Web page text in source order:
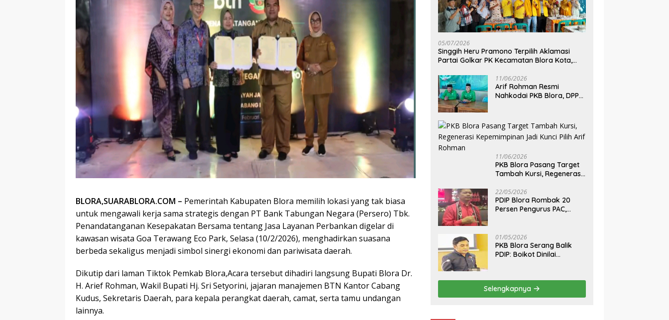
BLORA,SUARABLORA.COM – Pemerintah Kabupaten Blora memilih lokasi yang tak biasa
untuk mengawali kerja sama strategis dengan PT Bank Tabungan Negara (Persero) Tbk.
‎Penandatanganan Kesepakatan Bersama tentang Jasa Layanan Perbankan digelar di
kawasan wisata Goa Terawang Eco Park, Selasa (10/2/2026), menghadirkan suasana
berbeda sekaligus menjadi simbol sinergi ekonomi dan pariwisata daerah.
‎Dikutip dari laman Tiktok Pemkab Blora,Acara tersebut dihadiri langsung Bupati Blora Dr.
H. Arief Rohman, Wakil Bupati Hj. Sri Setyorini, jajaran manajemen BTN Kantor Cabang
Kudus, Sekretaris Daerah, para kepala perangkat daerah, camat, serta tamu undangan
lainnya.
05/07/2026
Singgih Heru Pramono Terpilih Aklamasi
Partai Golkar PK Kecamatan Blora Kota,
11/06/2026
Arif Rohman Resmi
Nahkodai PKB Blora, DPP
11/06/2026
PKB Blora Pasang Target
Tambah Kursi, Regenerasi
Pilih Arif Rohman
22/05/2026
PDIP Blora Rombak 20
Persen Pengurus PAC,
Kursi Ketua DPRD
01/05/2026
PKB Blora Serang Balik
PDIP: Boikot Dinilai
“Pembunuhan Karakter”
Selengkapnya